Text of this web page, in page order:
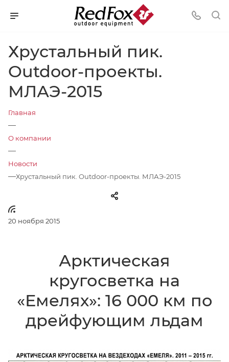
Хрустальный пик.
Outdoor-проекты.
МЛАЭ-2015
Главная
—
О компании
—
Новости
—Хрустальный пик. Outdoor-проекты. МЛАЭ-2015
20 ноября 2015
Арктическая
кругосветка на
«Емелях»: 16 000 км по
дрейфующим льдам